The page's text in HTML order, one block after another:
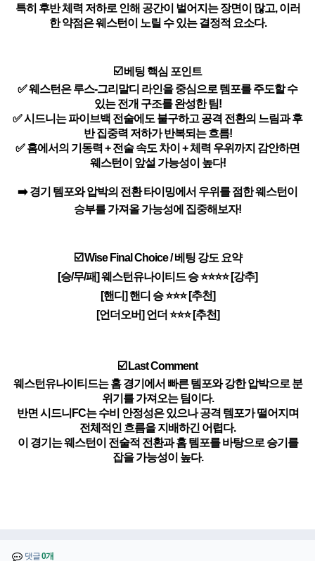
특히 후반 체력 저하로 인해 공간이 벌어지는 장면이 많고, 이러
한 약점은 웨스턴이 노릴 수 있는 결정적 요소다.
☑️ 베팅 핵심 포인트
✅ 웨스턴은 루스-그리말디 라인을 중심으로 템포를 주도할 수
있는 전개 구조를 완성한 팀!
✅ 시드니는 파이브백 전술에도 불구하고 공격 전환의 느림과 후
반 집중력 저하가 반복되는 흐름!
✅ 홈에서의 기동력 + 전술 속도 차이 + 체력 우위까지 감안하면
웨스턴이 앞설 가능성이 높다!
➡️ 경기 템포와 압박의 전환 타이밍에서 우위를 점한 웨스턴이
승부를 가져올 가능성에 집중해보자!
☑️ Wise Final Choice / 베팅 강도 요약
[승/무/패] 웨스턴유나이티드 승 ⭐⭐⭐⭐ [강추]
[핸디] 핸디 승 ⭐⭐⭐ [추천]
[언더오버] 언더 ⭐⭐⭐ [추천]
☑️ Last Comment
웨스턴유나이티드는 홈 경기에서 빠른 템포와 강한 압박으로 분
위기를 가져오는 팀이다.
반면 시드니FC는 수비 안정성은 있으나 공격 템포가 떨어지며
전체적인 흐름을 지배하긴 어렵다.
이 경기는 웨스턴이 전술적 전환과 홈 템포를 바탕으로 승기를
잡을 가능성이 높다.
댓글0개